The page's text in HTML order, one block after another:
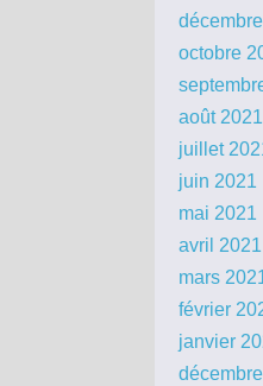
octobre
août 2021
juillet
juin 2021
mai 2021
avril 2021
mars
février
janvier